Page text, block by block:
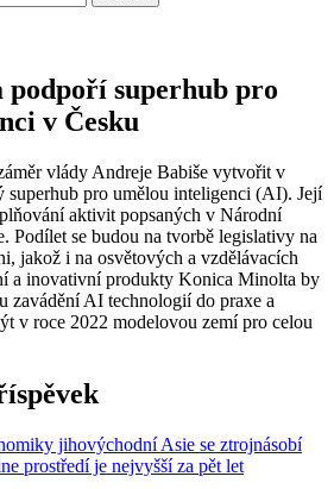
superhub pro
v Česku
vlády Andreje Babiše vytvořit v
superhub pro umělou inteligenci (AI). Její
aktivit popsaných v Národní
Podílet se budou na tvorbě legislativy na
jakož i na osvětových a vzdělávacích
a inovativní produkty Konica Minolta by
zavádění AI technologií do praxe a
v roce 2022 modelovou zemí pro celou
jihovýchodní Asie se ztrojnásobí
prostředí je nejvyšší za pět let